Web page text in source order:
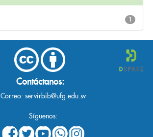
1
Contáctanos:
Correo: servirbib@ufg.edu.sv
Síguenos: